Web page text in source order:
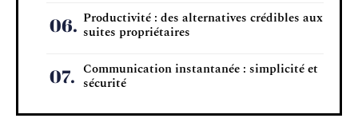
Productivité : des alternatives crédibles aux
suites propriétaires
Communication instantanée : simplicité et
sécurité